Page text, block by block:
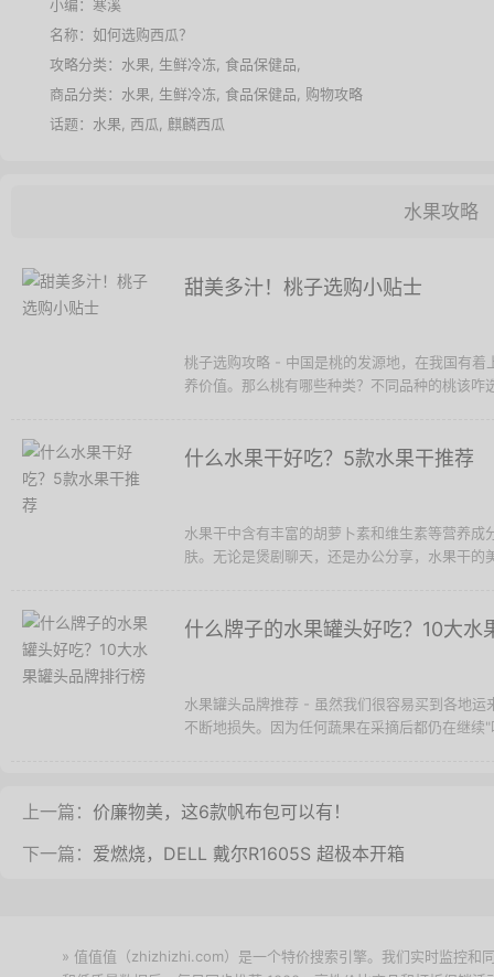
小编：寒溪
名称： 如何选购西瓜？
攻略分类： 水果 生鲜冷冻 食品保健品
商品分类： 水果 生鲜冷冻 食品保健品
购物攻略
话题： 水果 西瓜 麒麟西瓜
水果攻略
甜美多汁！桃子选购小贴士
桃子选购攻略 - 中国是桃的发源地，在我国有着
养价值。那么桃有哪些种类？不同品种的桃该咋
什么水果干好吃？5款水果干推荐
水果干中含有丰富的胡萝卜素和维生素等营养
肤。无论是煲剧聊天，还是办公分享，水果干的
什么牌子的水果罐头好吃？10大水
水果罐头品牌推荐 - 虽然我们很容易买到各地
不断地损失。因为任何蔬果在采摘后都仍在继续
上一篇： 价廉物美，这6款帆布包可以有！
下一篇： 爱燃烧，DELL 戴尔R1605S 超极本开箱
» 值值值（zhizhizhi.com）是一个特价搜索引擎。我们实时监控和